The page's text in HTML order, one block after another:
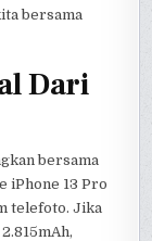
bersama
Dari
bersama
iPhone 13 Pro
telefoto. Jika